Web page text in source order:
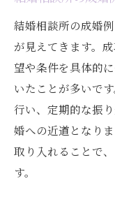
結婚相談所の成婚
が見えてきます。
望や条件を具体的
いたことが多いで
行い、定期的な振
婚への近道となり
取り入れることで
す。